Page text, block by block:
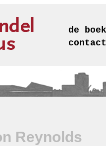
de
contact
Reynolds